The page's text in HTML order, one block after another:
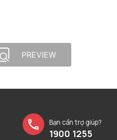
PREVIEW
Bạn cần trợ giúp?
1900 1255